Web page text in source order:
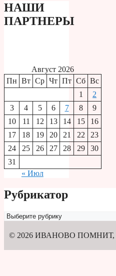
НАШИ
ПАРТНЕРЫ
Август 2026
Пн Вт Ср Чт Пт Сб Вс
1
2
3
4 5 6 7 8
9
10
11 12 13 14 15
16
17
18 19 20 21 22
23
24
25 26 27 28 29
30
31
« Июл
Рубрикатор
Рубрикатор
© 2026 ИВАНОВО ПОМНИТ,